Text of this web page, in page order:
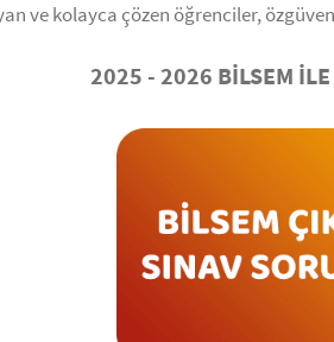
ve kolayca çözen öğrenciler,
2025 - 2026 BİLSEM İLE